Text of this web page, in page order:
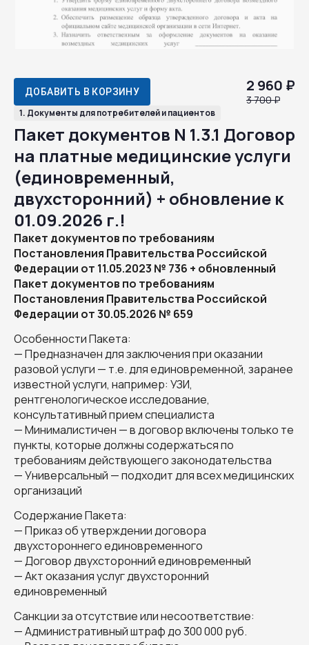
1. Документы для потребителей и пациентов
Пакет документов N 1.3.1 Договор
на платные медицинские услуги
(единовременный,
двухсторонний) + обновление к
01.09.2026 г.!
Пакет документов по требованиям
Постановления Правительства Российской
Федерации от 11.05.2023 № 736 + обновленный
Пакет документов по требованиям
Постановления Правительства Российской
Федерации от 30.05.2026 № 659
Особенности Пакета:
— Предназначен для заключения при оказании
разовой услуги — т.е. для единовременной, заранее
известной услуги, например: УЗИ,
рентгенологическое исследование,
консультативный прием специалиста
— Минималистичен — в договор включены только те
пункты, которые должны содержаться по
требованиям действующего законодательства
— Универсальный — подходит для всех медицинских
организаций
Содержание Пакета:
— Приказ об утверждении договора
двухстороннего единовременного
— Договор двухсторонний единовременный
— Акт оказания услуг двухсторонний
единовременный
Санкции за отсутствие или несоответствие:
— Административный штраф до 300 000 руб.
2 960 ₽
3 700 ₽
ДОБАВИТЬ В КОРЗИНУ